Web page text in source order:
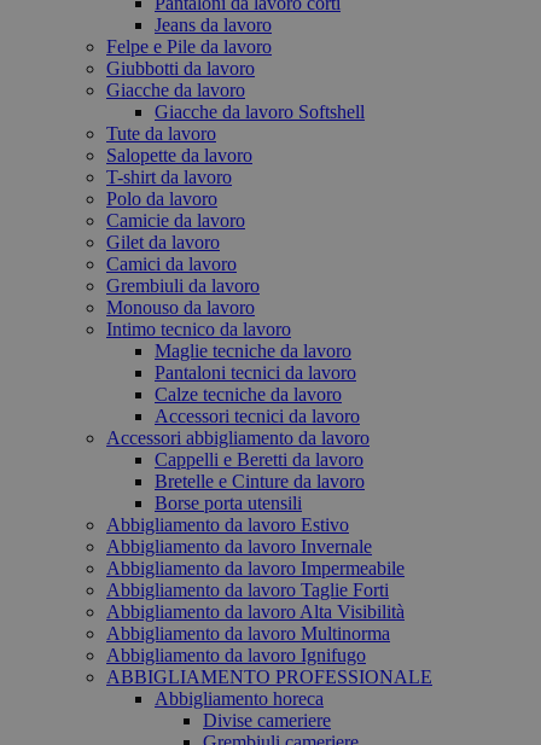
Jeans da lavoro
Felpe e Pile da lavoro
Giubbotti da lavoro
Giacche da lavoro
Giacche da lavoro Softshell
Tute da lavoro
Salopette da lavoro
T-shirt da lavoro
Polo da lavoro
Camicie da lavoro
Gilet da lavoro
Camici da lavoro
Grembiuli da lavoro
Monouso da lavoro
Intimo tecnico da lavoro
Maglie tecniche da lavoro
Pantaloni tecnici da lavoro
Calze tecniche da lavoro
Accessori tecnici da lavoro
Accessori abbigliamento da lavoro
Cappelli e Beretti da lavoro
Bretelle e Cinture da lavoro
Borse porta utensili
Abbigliamento da lavoro Estivo
Abbigliamento da lavoro Invernale
Abbigliamento da lavoro Impermeabile
Abbigliamento da lavoro Taglie Forti
Abbigliamento da lavoro Alta Visibilità
Abbigliamento da lavoro Multinorma
Abbigliamento da lavoro Ignifugo
ABBIGLIAMENTO PROFESSIONALE
Abbigliamento horeca
Divise cameriere